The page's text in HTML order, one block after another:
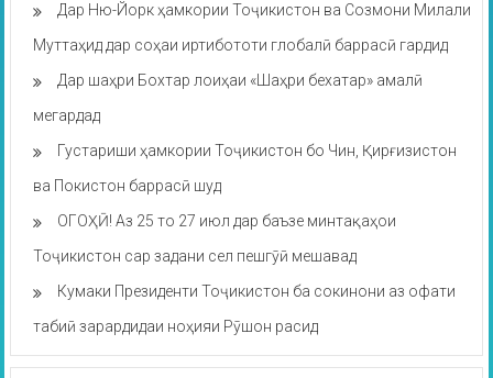
Дар Ню-Йорк ҳамкории Тоҷикистон ва Созмони Милали
Муттаҳид дар соҳаи иртибототи глобалӣ баррасӣ гардид
Дар шаҳри Бохтар лоиҳаи «Шаҳри бехатар» амалӣ
мегардад
Густариши ҳамкории Тоҷикистон бо Чин, Қирғизистон
ва Покистон баррасӣ шуд
ОГОҲӢ! Аз 25 то 27 июл дар баъзе минтақаҳои
Тоҷикистон сар задани сел пешгӯӣ мешавад
Кумаки Президенти Тоҷикистон ба сокинони аз офати
табиӣ зарардидаи ноҳияи Рӯшон расид